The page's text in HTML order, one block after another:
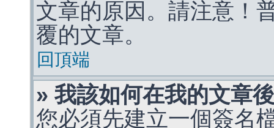
文章的原因。請注意！
覆的文章。
回頂端
» 我該如何在我的文章
您必須先建立一個簽名